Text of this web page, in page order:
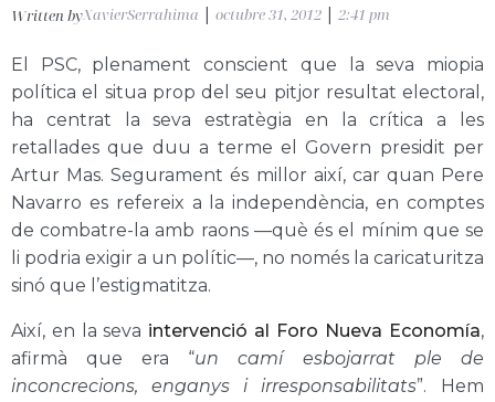
Written byXavierSerrahima octubre 31, 2012 2:41 pm
El PSC, plenament conscient que la seva miopia
política el situa prop del seu pitjor resultat electoral,
ha centrat la seva estratègia en la crítica a les
retallades que duu a terme el Govern presidit per
Artur Mas. Segurament és millor així, car quan Pere
Navarro es refereix a la independència, en comptes
de combatre-la amb raons —què és el mínim que se
li podria exigir a un polític—, no només la caricaturitza
sinó que l’estigmatitza.
Així, en la seva intervenció al Foro Nueva Economía,
afirmà que era “un camí esbojarrat ple de
inconcrecions, enganys i irresponsabilitats”. Hem